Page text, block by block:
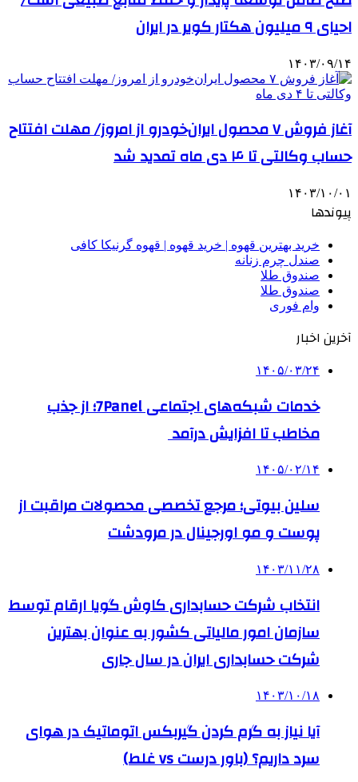
احیای ٩ میلیون هکتار کویر در ایران
۱۴۰۳/۰۹/۱۴
آغاز فروش ۷ محصول ایران‌خودرو از امروز/ مهلت افتتاح
حساب وکالتی تا ۴ دی ماه تمدید شد
۱۴۰۳/۱۰/۰۱
پیوندها
خرید بهترین قهوه | خرید قهوه | قهوه گرنیکا کافی
صندل چرم زنانه
صندوق طلا
صندوق طلا
وام فوری
آخرین اخبار
۱۴۰۵/۰۳/۲۴
خدمات شبکه‌های اجتماعی 7Panel؛ از جذب
مخاطب تا افزایش درآمد
۱۴۰۵/۰۲/۱۴
سلین بیوتی؛ مرجع تخصصی محصولات مراقبت از
پوست و مو اورجینال در مرودشت
۱۴۰۳/۱۱/۲۸
انتخاب شرکت حسابداری کاوش گویا ارقام توسط
سازمان امور مالیاتی کشور به عنوان بهترین
شرکت حسابداری ایران در سال جاری
۱۴۰۳/۱۰/۱۸
آیا نیاز به گرم کردن گیربکس اتوماتیک در هوای
سرد داریم؟ (باور درست vs غلط)